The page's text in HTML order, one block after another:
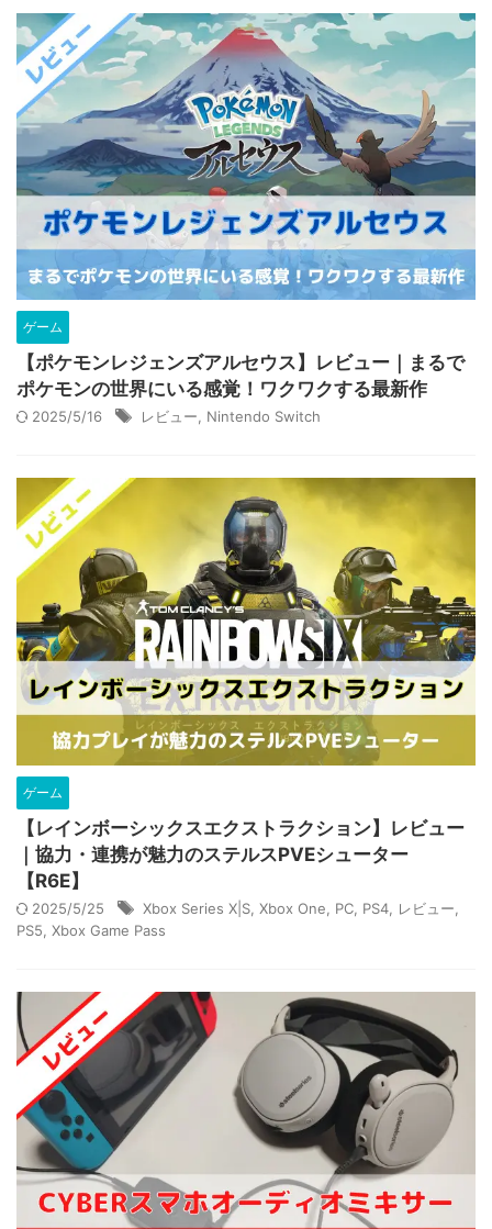
ゲーム
【ポケモンレジェンズアルセウス】レビュー｜まるで
ポケモンの世界にいる感覚！ワクワクする最新作
2025/5/16 レビュー, Nintendo Switch
ゲーム
【レインボーシックスエクストラクション】レビュー
｜協力・連携が魅力のステルスPVEシューター
【R6E】
2025/5/25 Xbox Series X|S Xbox One PC PS4 レビュー
PS5 Xbox Game Pass